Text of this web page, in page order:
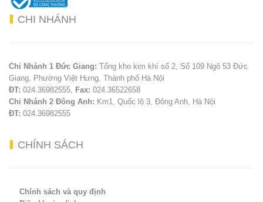
CHI NHÁNH
Chi Nhánh 1 Đức Giang: Tổng kho kim khí số 2, Số 109 Ngõ 53 Đức
Giang, Phường Việt Hưng, Thành phố Hà Nội
ĐT: 024.36982555, Fax: 024.36522658
Chi Nhánh 2 Đông Anh: Km1, Quốc lộ 3, Đông Anh, Hà Nội
ĐT: 024.36982555
CHÍNH SÁCH
Chính sách và quy định